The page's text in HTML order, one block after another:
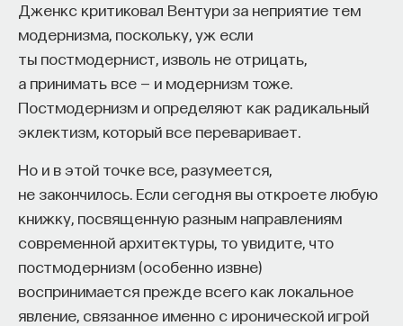
Дженкс критиковал Вентури за неприятие тем
модернизма, поскольку, уж если
ты постмодернист, изволь не отрицать,
а принимать все — и модернизм тоже.
Постмодернизм и определяют как радикальный
эклектизм, который все переваривает.
Но и в этой точке все, разумеется,
не закончилось. Если сегодня вы откроете любую
книжку, посвященную разным направлениям
современной архитектуры, то увидите, что
постмодернизм (особенно извне)
воспринимается прежде всего как локальное
явление, связанное именно с иронической игрой